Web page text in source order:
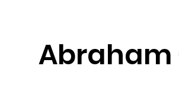
Abraham